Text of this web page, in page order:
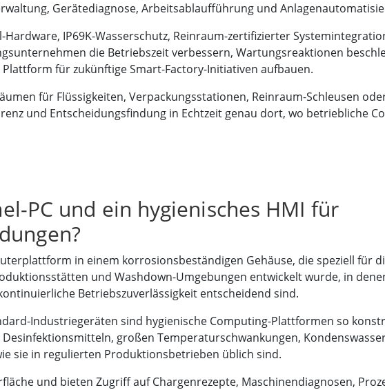
Gerätediagnose, Arbeitsablaufführung und
IP69K-Wasserschutz, Reinraum-zertifizierter
die Betriebszeit verbessern, Wartungsreaktionen
für zukünftige Smart-Factory-Initiativen aufbauen.
für Flüssigkeiten, Verpackungsstationen, Reinraum-Schleusen
und Entscheidungsfindung in Echtzeit genau dort, wo betriebliche
PC und ein hygienisches HMI für
in einem korrosionsbeständigen Gehäuse, die speziell für
und Washdown-Umgebungen entwickelt wurde, in
Betriebszuverlässigkeit entscheidend sind.
Industriegeräten sind hygienische Computing-Plattformen so
großen Temperaturschwankungen,
sie in regulierten Produktionsbetrieben üblich sind.
und bieten Zugriff auf Chargenrezepte, Maschinendiagnosen,